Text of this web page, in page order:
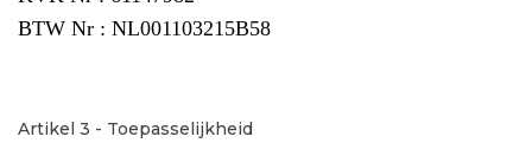
BTW Nr : NL001103215B58
Artikel 3 - Toepasselijkheid